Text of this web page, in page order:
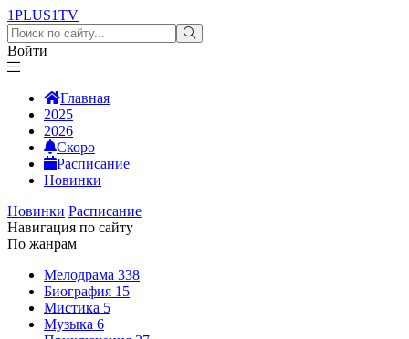
1PLUS1TV
Войти
Главная
2025
2026
Скоро
Расписание
Новинки
Новинки Расписание
Навигация по сайту
По жанрам
Мелодрама 338
Биография 15
Мистика 5
Музыка 6